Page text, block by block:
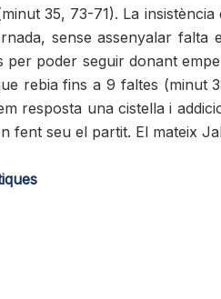
35, 73-71). La
sense assenyalar falta
per poder seguir donant
rebia fins a 9 faltes (minut
resposta una cistella i
fent seu el partit. El mateix